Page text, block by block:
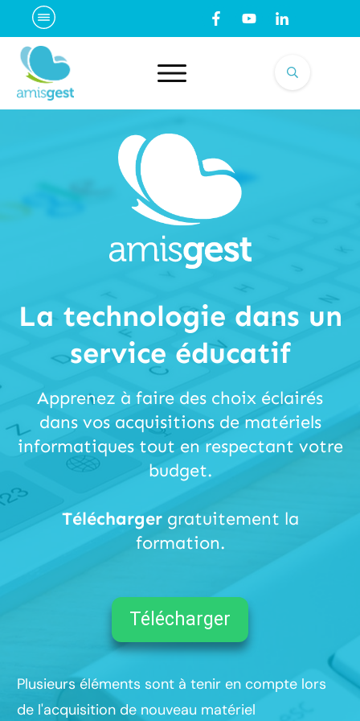
La technologie dans un
service éducatif
Apprenez à faire des choix éclairés
dans vos acquisitions de matériels
informatiques tout en respectant votre
budget.
Téléchargergratuitement la
formation.
Télécharger
Plusieurs éléments sont à tenir en compte lors
de l'acquisition de nouveau matériel